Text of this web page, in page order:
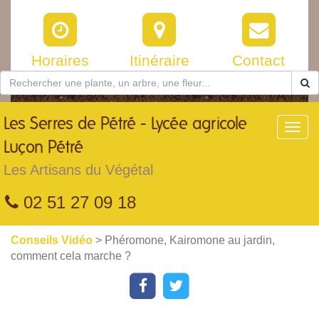
Horaires Itinéraire Contact
Les Serres de Pétré - Lycée agricole
Luçon Pétré
Les Artisans du Végétal
02 51 27 09 18
Conseils Vidéo > Phéromone, Kairomone au jardin,
comment cela marche ?